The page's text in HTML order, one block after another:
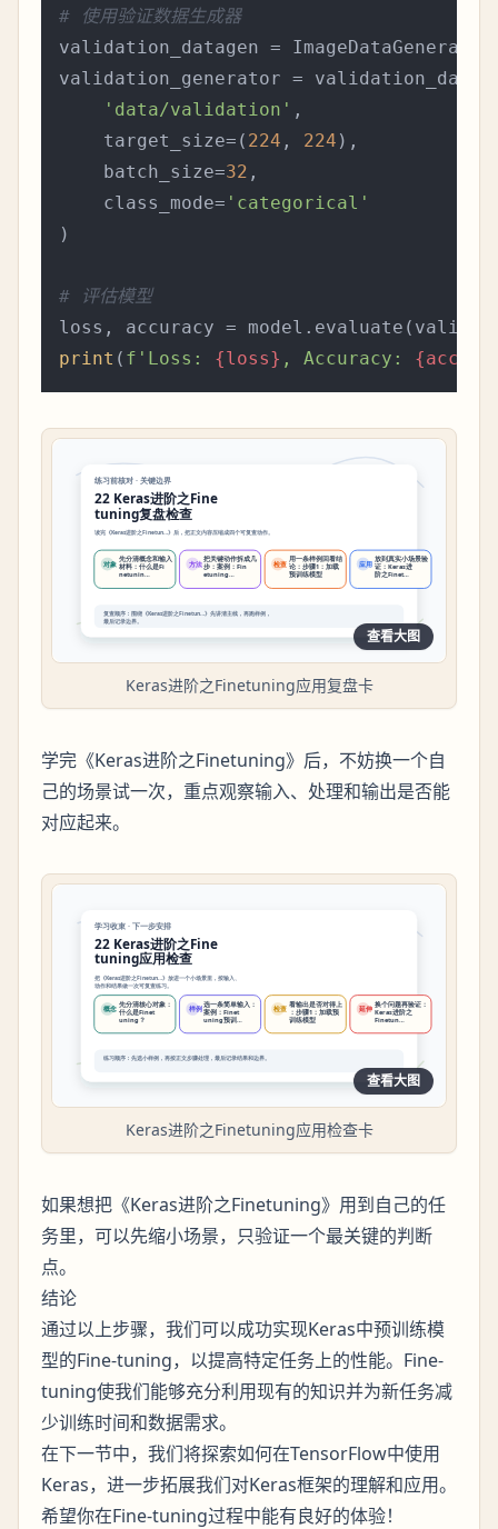
# 使用验证数据生成器
validation_datagen =
validation_generator =
'data/validation' ,
    target_size=(
224 , 224 ),
    batch_size=
32 ,
    class_mode=
'categorical'
)
# 评估模型
print ( f'Loss: {loss} , Accuracy:
查看大图
Keras进阶之Finetuning应用复盘卡
学完《Keras进阶之Finetuning》后，不妨换一个自
己的场景试一次，重点观察输入、处理和输出是否能
对应起来。
查看大图
Keras进阶之Finetuning应用检查卡
如果想把《Keras进阶之Finetuning》用到自己的任
务里，可以先缩小场景，只验证一个最关键的判断
点。
结论
通过以上步骤，我们可以成功实现Keras中预训练模
型的Fine-tuning，以提高特定任务上的性能。Fine-
tuning使我们能够充分利用现有的知识并为新任务减
少训练时间和数据需求。
在下一节中，我们将探索如何在TensorFlow中使用
Keras，进一步拓展我们对Keras框架的理解和应用。
希望你在Fine-tuning过程中能有良好的体验！